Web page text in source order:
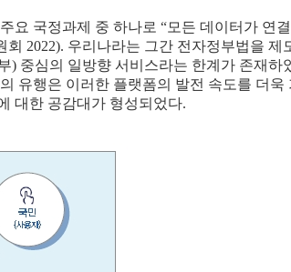
요 국정과제 중 하나로 “모든 데이터가 연
2022). 우리나라는 그간 전자정부법을
) 중심의 일방향 서비스라는 한계가 존재
유행은 이러한 플랫폼의 발전 속도를 더
대한 공감대가 형성되었다.